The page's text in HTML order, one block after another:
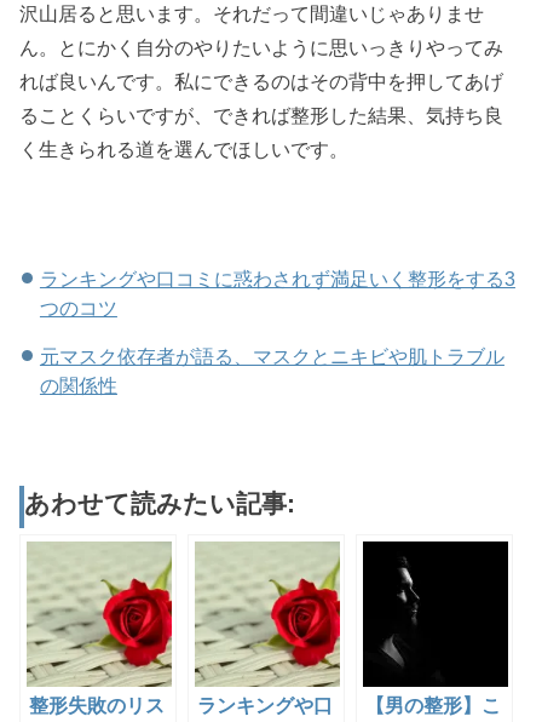
沢山居ると思います。それだって間違いじゃありませ
ん。とにかく自分のやりたいように思いっきりやってみ
れば良いんです。私にできるのはその背中を押してあげ
ることくらいですが、できれば整形した結果、気持ち良
く生きられる道を選んでほしいです。
ランキングや口コミに惑わされず満足いく整形をする3
つのコツ
元マスク依存者が語る、マスクとニキビや肌トラブル
の関係性
あわせて読みたい記事:
整形失敗のリス
ランキングや口
【男の整形】こ